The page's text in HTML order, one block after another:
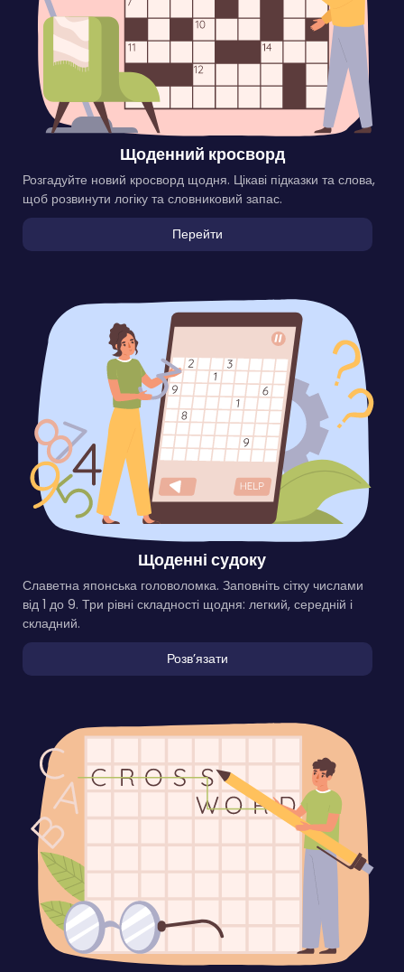
Щоденний кросворд
Розгадуйте новий кросворд щодня. Цікаві підказки та слова,
щоб розвинути логіку та словниковий запас.
Перейти
Щоденні судоку
Славетна японська головоломка. Заповніть сітку числами
від 1 до 9. Три рівні складності щодня: легкий, середній і
складний.
Розвʼязати